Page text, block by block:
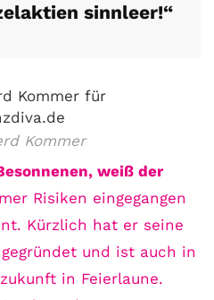
sinnleer!“
Kommer
weiß der
Risiken eingegangen
Kürzlich hat er seine
und ist auch in
in Feierlaune.